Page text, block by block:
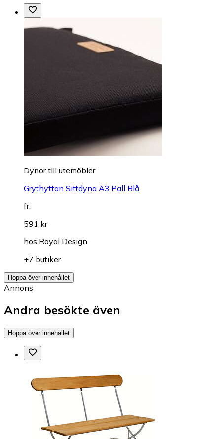
Dynor till utemöbler
Grythyttan Sittdyna A3 Pall Blå
fr.
591 kr
hos Royal Design
+7 butiker
Hoppa över innehållet
Annons
Andra besökte även
Hoppa över innehållet